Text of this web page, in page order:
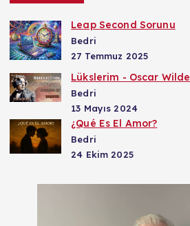
Leap Second Sorunu
Bedri
27 Temmuz 2025
Lükslerim - Oscar Wilde
Bedri
13 Mayıs 2024
¿Qué Es El Amor?
Bedri
24 Ekim 2025